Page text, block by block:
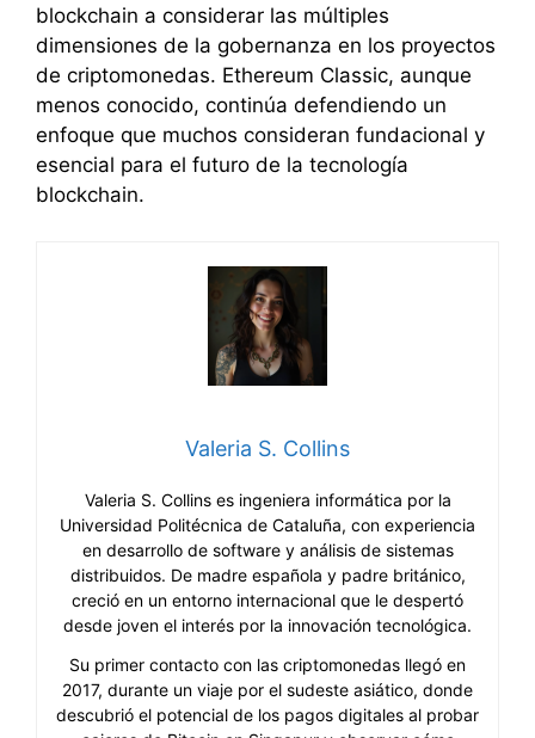
blockchain a considerar las múltiples
dimensiones de la gobernanza en los proyectos
de criptomonedas. Ethereum Classic, aunque
menos conocido, continúa defendiendo un
enfoque que muchos consideran fundacional y
esencial para el futuro de la tecnología
blockchain.
Valeria S. Collins
Valeria S. Collins es ingeniera informática por la
Universidad Politécnica de Cataluña, con experiencia
en desarrollo de software y análisis de sistemas
distribuidos. De madre española y padre británico,
creció en un entorno internacional que le despertó
desde joven el interés por la innovación tecnológica.
Su primer contacto con las criptomonedas llegó en
2017, durante un viaje por el sudeste asiático, donde
descubrió el potencial de los pagos digitales al probar